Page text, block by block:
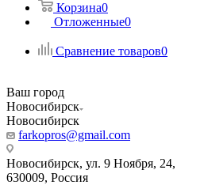
Корзина0
Отложенные0
Сравнение товаров0
Ваш город
Новосибирск
Новосибирск
farkopros@gmail.com
Новосибирск, ул. 9 Ноября, 24,
630009, Россия